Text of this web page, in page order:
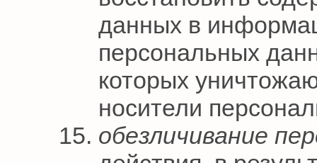
данных в
персональных
которых
носители
обезличивание